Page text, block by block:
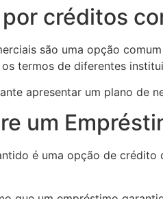
créditos
são uma opção
termos de diferentes
apresentar um plano de
um
é uma opção de